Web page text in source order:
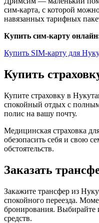
сим-карта, с которой
навязанных тарифных
Купить сим-карту
Купить SIM-карту для
Купить
Купите страховку в
спокойный отдых с
полис на вашу почту.
Медицинская страховка
обезопасить себя и свою
обстоятельств.
Заказать
Закажите трансфер из
спокойного переезда.
бронирования. Выбирайте
средств.